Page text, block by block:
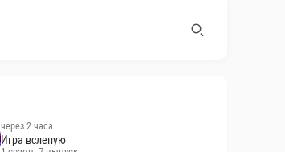
через 2 часа
Игра вслепую